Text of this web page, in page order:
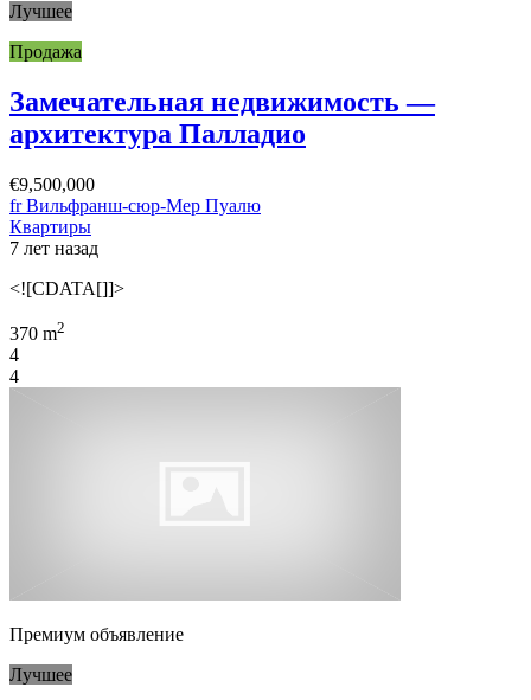
Лучшее
Продажа
Замечательная недвижимость —
архитектура Палладио
€9,500,000
fr Вильфранш-сюр-Мер Пуалю
Квартиры
7 лет назад
<![CDATA[]]>
370 m2
4
4
Премиум объявление
Лучшее